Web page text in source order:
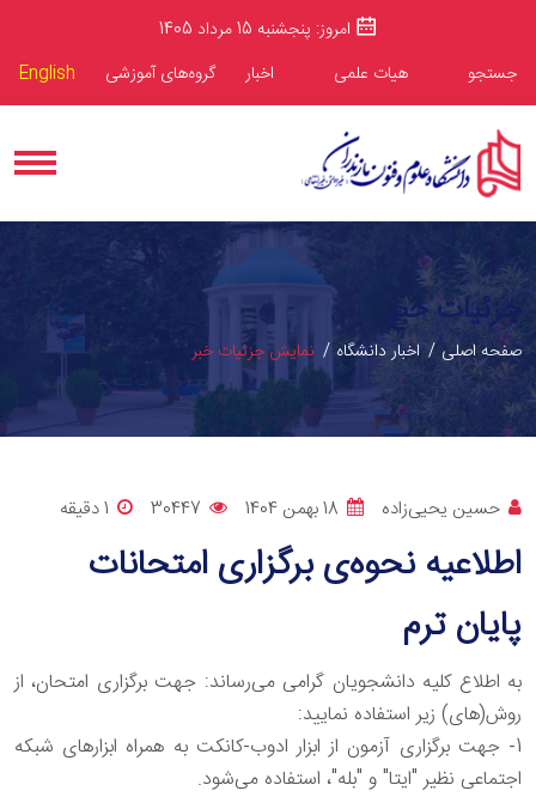
امروز: پنجشنبه 15 مرداد 1405
جستجو
هیات علمی اخبار گروه‌های آموزشی English
جزئیات خبر
صفحه اصلی اخبار دانشگاه نمایش جزئیات خبر
حسین یحیی‌زاده 18 بهمن 1404 30447 1 دقيقه
اطلاعیه نحوه‌ی برگزاری امتحانات
پایان ترم
به اطلاع کلیه دانشجویان گرامی می‌رساند: جهت برگزاری امتحان، از
روش(های) زیر استفاده نمایید:
1- جهت برگزاری آزمون از ابزار ادوب-کانکت به همراه ابزارهای شبکه
اجتماعی نظیر "ایتا" و "بله"، استفاده می‌شود.